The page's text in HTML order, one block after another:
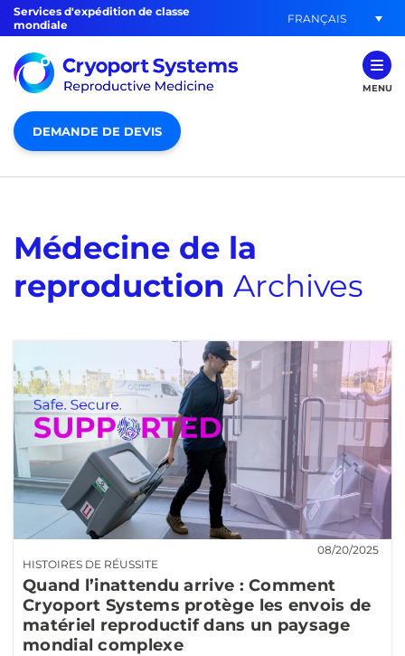
Services d'expédition de classe
mondiale
FRANÇAIS
MENU
DEMANDE DE DEVIS
Médecine de la
reproduction Archives
HISTOIRES DE RÉUSSITE
08/20/2025
Quand l’inattendu arrive : Comment
Cryoport Systems protège les envois de
matériel reproductif dans un paysage
mondial complexe